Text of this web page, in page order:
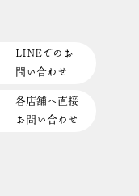
LINEでのお
問い合わせ
各店舗へ直接
お問い合わせ